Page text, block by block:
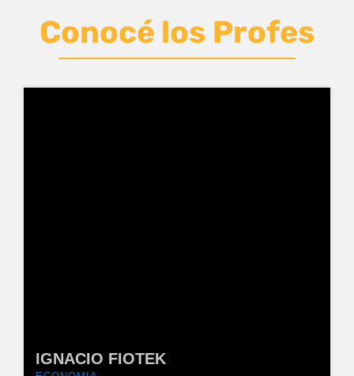
Conocé los Profes
IGNACIO FIOTEK